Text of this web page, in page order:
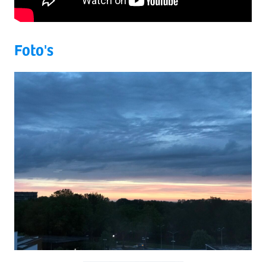
Foto's